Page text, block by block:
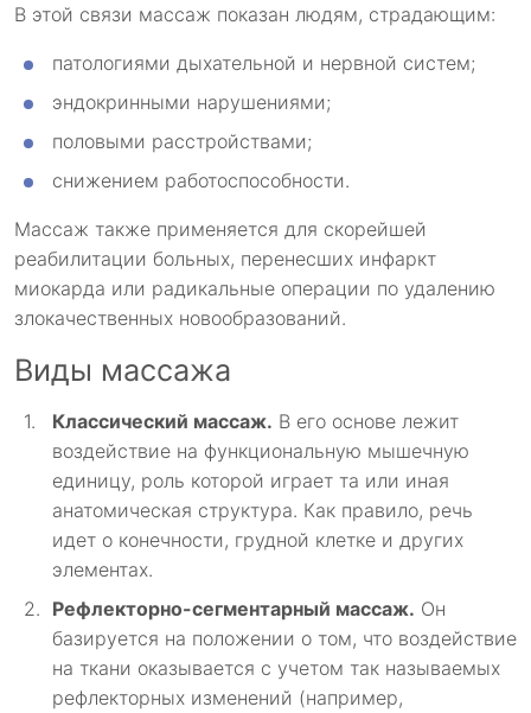
В этой связи массаж показан людям, страдающим:
патологиями дыхательной и нервной систем;
эндокринными нарушениями;
половыми расстройствами;
снижением работоспособности.
Массаж также применяется для скорейшей
реабилитации больных, перенесших инфаркт
миокарда или радикальные операции по удалению
злокачественных новообразований.
Виды массажа
Классический массаж. В его основе лежит
воздействие на функциональную мышечную
единицу, роль которой играет та или иная
анатомическая структура. Как правило, речь
идет о конечности, грудной клетке и других
элементах.
Рефлекторно-сегментарный массаж. Он
базируется на положении о том, что воздействие
на ткани оказывается с учетом так называемых
рефлекторных изменений (например,